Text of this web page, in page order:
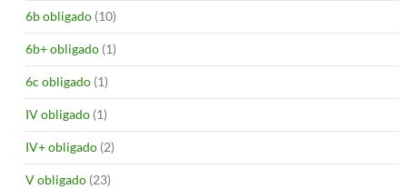
6b obligado (10)
6b+ obligado (1)
6c obligado (1)
IV obligado (1)
IV+ obligado (2)
V obligado (23)